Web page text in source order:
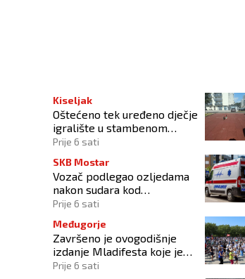
proceduru
Kiseljak
Oštećeno tek uređeno dječje
igralište u stambenom
naselju
Prije 6 sati
SKB Mostar
Vozač podlegao ozljedama
nakon sudara kod
Tomislavgrada
Prije 6 sati
Međugorje
Završeno je ovogodišnje
izdanje Mladifesta koje je
okupilo mlade iz 73 zemlje
Prije 6 sati